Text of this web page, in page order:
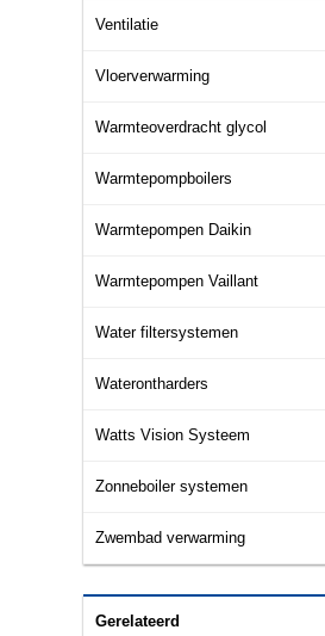
Ventilatie
Vloerverwarming
Warmteoverdracht glycol
Warmtepompboilers
Warmtepompen Daikin
Warmtepompen Vaillant
Water filtersystemen
Waterontharders
Watts Vision Systeem
Zonneboiler systemen
Zwembad verwarming
Gerelateerd